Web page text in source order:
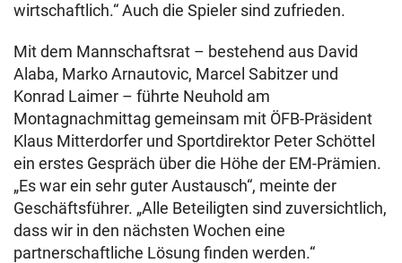
wirtschaftlich.“ Auch die Spieler sind zufrieden.
Mit dem Mannschaftsrat – bestehend aus David
Alaba, Marko Arnautovic, Marcel Sabitzer und
Konrad Laimer – führte Neuhold am
Montagnachmittag gemeinsam mit ÖFB-Präsident
Klaus Mitterdorfer und Sportdirektor Peter Schöttel
ein erstes Gespräch über die Höhe der EM-Prämien.
„Es war ein sehr guter Austausch“, meinte der
Geschäftsführer. „Alle Beteiligten sind zuversichtlich,
dass wir in den nächsten Wochen eine
partnerschaftliche Lösung finden werden.“